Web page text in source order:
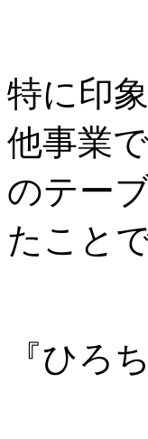
特に印
他事業
のテー
たことで
『ひろ